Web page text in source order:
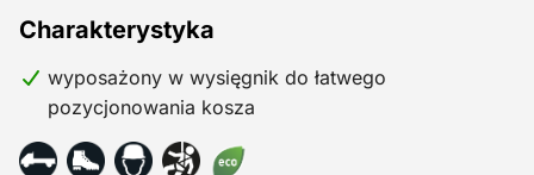
Charakterystyka
wyposażony w wysięgnik do łatwego
pozycjonowania kosza